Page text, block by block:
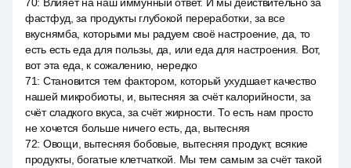
фастфуд, за продукты глубокой переработки, за все
вкуснямба, которыми мы радуем своё настроение, да, то
есть есть еда для пользы, да, или еда для настроения. Вот,
вот эта еда, к сожалению, нередко
71: Становится тем фактором, который ухудшает качество
нашей микробиоты, и, вытесняя за счёт калорийности, за
счёт сладкого вкуса, за счёт жирности. То есть нам просто
не хочется больше ничего есть, да, вытесняя
72: Овощи, вытесняя бобовые, вытесняя продукт, всякие
продукты, богатые клетчаткой. Мы тем самым за счёт такой